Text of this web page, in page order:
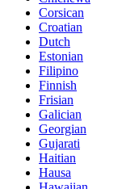
Corsican
Croatian
Dutch
Estonian
Filipino
Finnish
Frisian
Galician
Georgian
Gujarati
Haitian
Hausa